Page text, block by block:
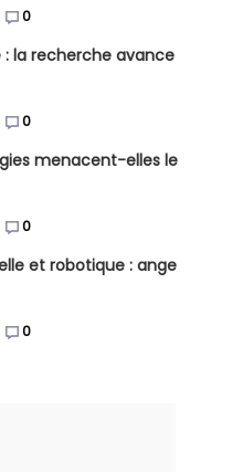
0
: la recherche avance
0
menacent-elles le
0
et robotique : ange
0